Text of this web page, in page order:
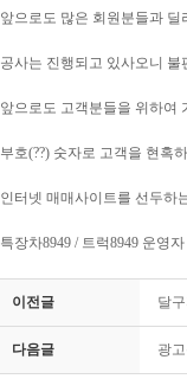
앞으로도 많은 회원분들과
공사는 진행되고 있사오니
앞으로도 고객분들을 위하여
부호(??) 숫자로 고객을 현혹
인터넷 매매사이트를 선두하
특장차8949 / 트럭8949 운영
이전글 달
다음글 광